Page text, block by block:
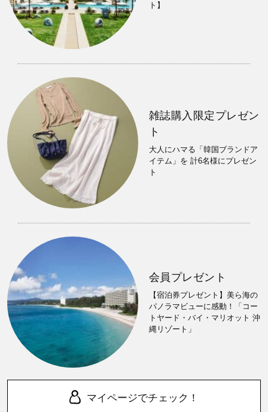
ト】
雑誌購入限定プレゼン
ト
大人にハマる「韓国ブランドア
イテム」を 計6名様にプレゼン
ト
会員プレゼント
【宿泊券プレゼント】美ら海の
パノラマビューに感動！「コー
トヤード・バイ・マリオット 沖
縄リゾート」
マイページでチェック！